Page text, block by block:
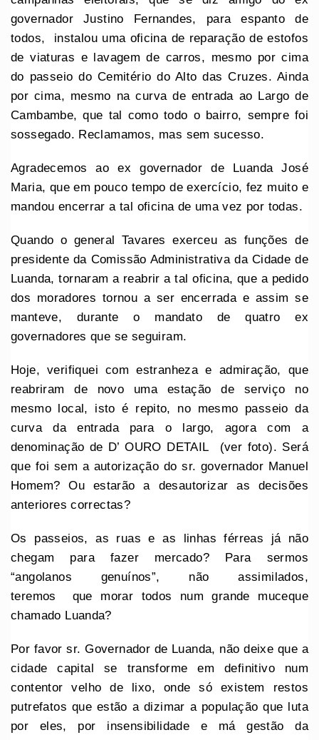
governador Justino Fernandes, para espanto de
todos, instalou uma oficina de reparação de estofos
de viaturas e lavagem de carros, mesmo por cima
do passeio do Cemitério do Alto das Cruzes. Ainda
por cima, mesmo na curva de entrada ao Largo de
Cambambe, que tal como todo o bairro, sempre foi
sossegado. Reclamamos, mas sem sucesso.
Agradecemos ao ex governador de Luanda José
Maria, que em pouco tempo de exercício, fez muito e
mandou encerrar a tal oficina de uma vez por todas.
Quando o general Tavares exerceu as funções de
presidente da Comissão Administrativa da Cidade de
Luanda, tornaram a reabrir a tal oficina, que a pedido
dos moradores tornou a ser encerrada e assim se
manteve, durante o mandato de quatro ex
governadores que se seguiram.
Hoje, verifiquei com estranheza e admiração, que
reabriram de novo uma estação de serviço no
mesmo local, isto é repito, no mesmo passeio da
curva da entrada para o largo, agora com a
denominação de D’ OURO DETAIL (ver foto). Será
que foi sem a autorização do sr. governador Manuel
Homem? Ou estarão a desautorizar as decisões
anteriores correctas?
Os passeios, as ruas e as linhas férreas já não
chegam para fazer mercado? Para sermos
“angolanos genuínos”, não assimilados,
teremos que morar todos num grande muceque
chamado Luanda?
Por favor sr. Governador de Luanda, não deixe que a
cidade capital se transforme em definitivo num
contentor velho de lixo, onde só existem restos
putrefatos que estão a dizimar a população que luta
por eles, por insensibilidade e má gestão da